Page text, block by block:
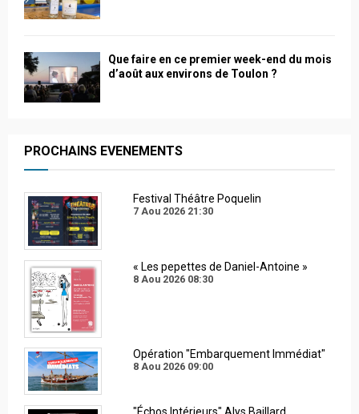
Que faire en ce premier week-end du mois
d’août aux environs de Toulon ?
PROCHAINS EVENEMENTS
Festival Théâtre Poquelin
7 Aou 2026 21:30
« Les pepettes de Daniel-Antoine »
8 Aou 2026 08:30
Opération "Embarquement Immédiat"
8 Aou 2026 09:00